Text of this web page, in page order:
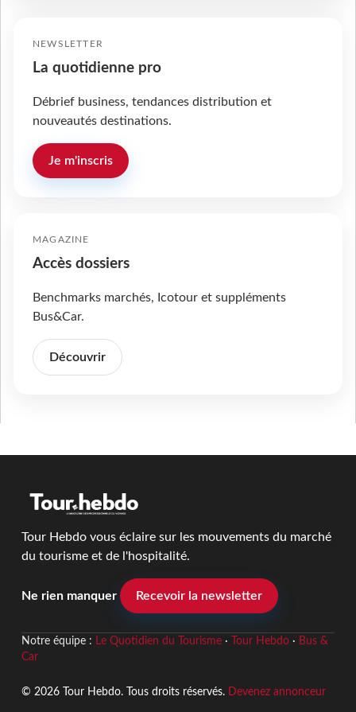
NEWSLETTER
La quotidienne pro
Débrief business, tendances distribution et
nouveautés destinations.
Je m'inscris
MAGAZINE
Accès dossiers
Benchmarks marchés, Icotour et suppléments
Bus&Car.
Découvrir
Tour Hebdo vous éclaire sur les mouvements du marché
du tourisme et de l'hospitalité.
Ne rien manquer Recevoir la newsletter
Notre équipe : Le Quotidien du Tourisme· Tour Hebdo· Bus &
Car
© 2026 Tour Hebdo. Tous droits réservés. Devenez annonceur